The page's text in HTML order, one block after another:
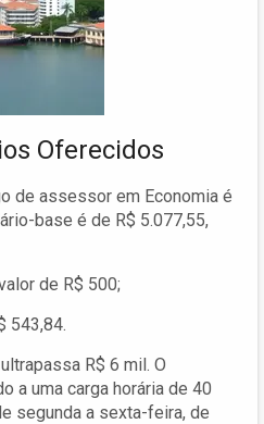
Oferecidos
de assessor em Economia é
base é de R$ 5.077,55,
de R$ 500;
543,84.
R$ 6 mil. O
a uma carga horária de 40
segunda a sexta-feira, de